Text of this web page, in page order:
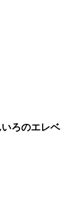
ろのエレベ